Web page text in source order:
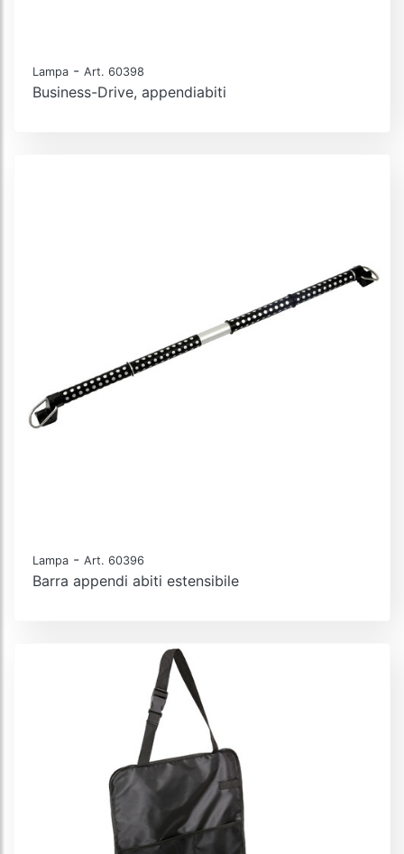
Lampa - Art. 60398
Business-Drive, appendiabiti
Lampa - Art. 60396
Barra appendi abiti estensibile